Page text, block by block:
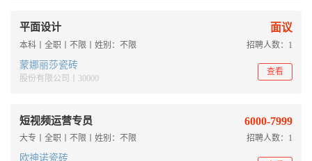
平面设计 面议
本科丨全职丨不限丨姓别：不限 招聘人数：1
蒙娜丽莎瓷砖
股份有限公司丨30000
查看
短视频运营专员 6000-7999
大专丨全职丨不限丨姓别：不限 招聘人数：1
欧神诺瓷砖